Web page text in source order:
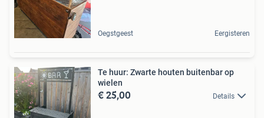
Oegstgeest Eergisteren
Te huur: Zwarte houten buitenbar op
wielen
€ 25,00 Details